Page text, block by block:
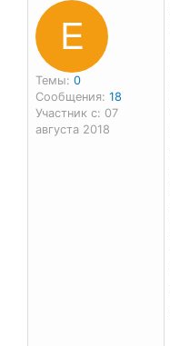
E
Темы: 0
Сообщения: 18
Участник с: 07
августа 2018